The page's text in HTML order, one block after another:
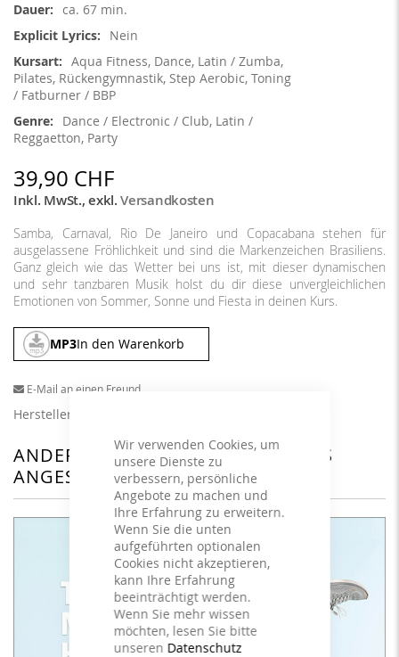
Wir verwenden Cookies, um
unsere Dienste zu
verbessern, persönliche
Angebote zu machen und
Ihre Erfahrung zu erweitern.
Wenn Sie die unten
aufgeführten optionalen
Cookies nicht akzeptieren,
kann Ihre Erfahrung
beeinträchtigt werden.
Wenn Sie mehr wissen
möchten, lesen Sie bitte
unseren Datenschutz
ca. 67 min.
Nein
Aqua Fitness, Dance, Latin / Zumba,
Pilates, Rückengymnastik, Step Aerobic, Toning
/ Fatburner / BBP
Dance / Electronic / Club, Latin /
Reggaetton, Party
39,90 CHF
Inkl. MwSt.,exkl.Versandkosten
Samba, Carnaval, Rio De Janeiro und Copacabana stehen für
ausgelassene Fröhlichkeit und sind die Markenzeichen Brasiliens.
Ganz gleich wie das Wetter bei uns ist, mit dieser dynamischen
und sehr tanzbaren Musik holst du dir diese unvergleichlichen
Emotionen von Sommer, Sonne und Fiesta in deinen Kurs.
MP3In den Warenkorb
E-Mail an einen Freund
Herstellerangaben
ANDERE KUNDEN HABEN SICH DAS
ANGESEHEN